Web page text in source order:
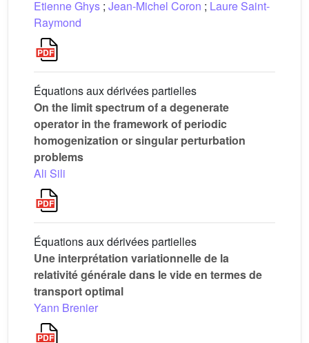
Etienne Ghys ; Jean-Michel Coron ; Laure Saint-
Raymond
Équations aux dérivées partielles
On the limit spectrum of a degenerate
operator in the framework of periodic
homogenization or singular perturbation
problems
Ali Sili
Équations aux dérivées partielles
Une interprétation variationnelle de la
relativité générale dans le vide en termes de
transport optimal
Yann Brenier